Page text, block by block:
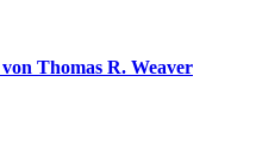
Thomas R. Weaver